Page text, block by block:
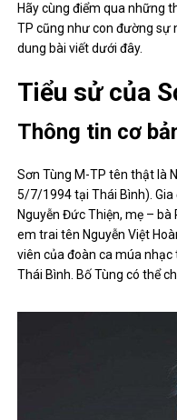
Hãy cùng điểm qua những
TP cũng như con đường sự
dung bài viết dưới đây.
Tiểu sử của
Thông tin cơ
Sơn Tùng M-TP tên thật là
5/7/1994 tại Thái Bình).
Nguyễn Đức Thiện, mẹ –
em trai tên Nguyễn Việt
viên của đoàn ca múa nhạc
Thái Bình. Bố Tùng có thể